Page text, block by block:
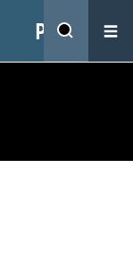
PROMO